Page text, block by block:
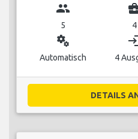
group
5 4
miscellaneous_services
Automatisch 4
DETAILS